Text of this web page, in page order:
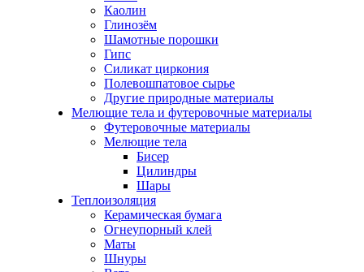
Каолин
Глинозём
Шамотные порошки
Гипс
Силикат циркония
Полевошпатовое сырье
Другие природные материалы
Мелющие тела и футеровочные материалы
Футеровочные материалы
Мелющие тела
Бисер
Цилиндры
Шары
Теплоизоляция
Керамическая бумага
Огнеупорный клей
Маты
Шнуры